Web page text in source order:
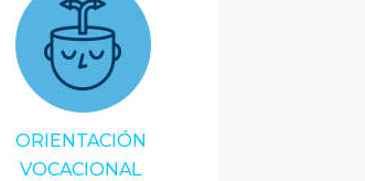
ORIENTACIÓN
VOCACIONAL